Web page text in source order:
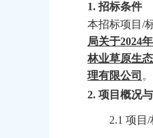
1. 招标条件
本招标项目 /
局关于2024
林业草原生
理有限公司
2. 项目概况
2.1 项目